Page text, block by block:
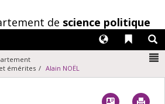
de science politique
Liens
Langues
émérites
Alain NOËL
Vcard